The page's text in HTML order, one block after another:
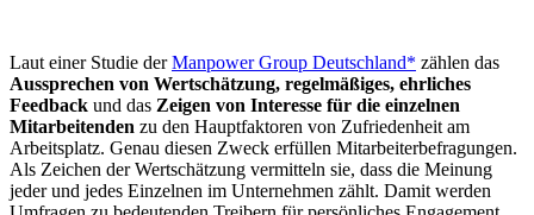
Laut einer Studie derManpower Group Deutschland* zählen das
Aussprechen von Wertschätzung, regelmäßiges, ehrliches
Feedback und das Zeigen von Interesse für die einzelnen
Mitarbeitenden zu den Hauptfaktoren von Zufriedenheit am
Arbeitsplatz. Genau diesen Zweck erfüllen Mitarbeiterbefragungen.
Als Zeichen der Wertschätzung vermitteln sie, dass die Meinung
jeder und jedes Einzelnen im Unternehmen zählt. Damit werden